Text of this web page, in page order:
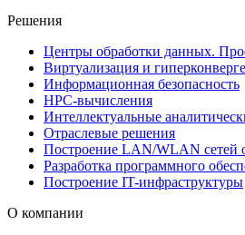
Решения
Центры обработки данных.
Виртуализация и
Информационная безопасность
HPC-вычисления
Интеллектуальные
Отраслевые решения
Построение LAN/WLAN сетей
Разработка программного
Построение IT-инфраструктуры
О компании